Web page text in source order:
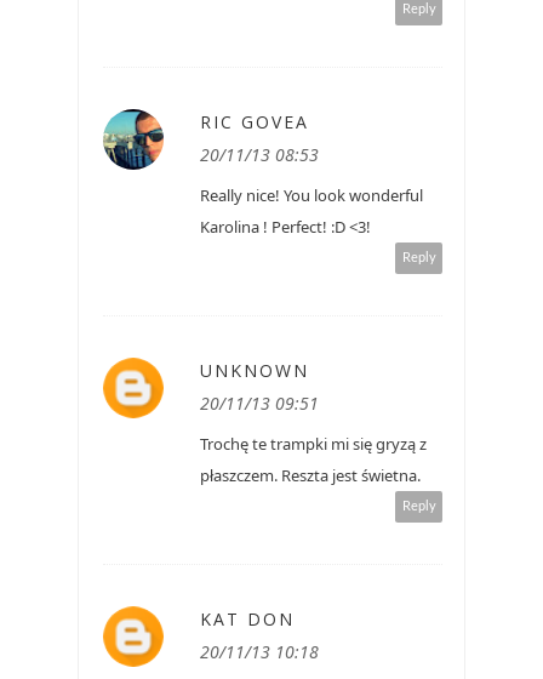
Reply
RIC GOVEA
20/11/13 08:53
Really nice! You look wonderful
Karolina ! Perfect! :D <3!
Reply
UNKNOWN
20/11/13 09:51
Trochę te trampki mi się gryzą z
płaszczem. Reszta jest świetna.
Reply
KAT DON
20/11/13 10:18